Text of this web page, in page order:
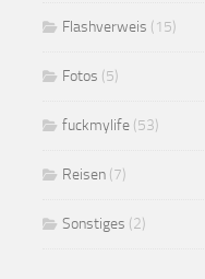
Flashverweis (15)
Fotos (5)
fuckmylife (53)
Reisen (7)
Sonstiges (2)